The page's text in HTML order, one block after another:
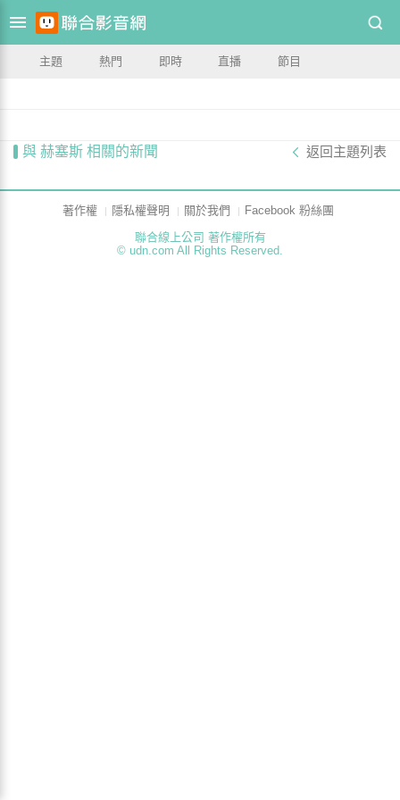
主題 熱門 即時 直播 節目
與 赫塞斯 相關的新聞 返回主題列表
著作權 隱私權聲明 關於我們
Facebook 粉絲團
聯合線上公司 著作權所有
© udn.com All Rights Reserved.